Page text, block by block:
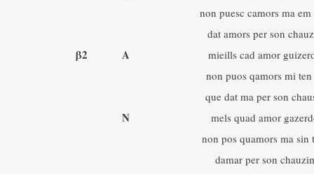
non puesc camors ma
dat amors per son
β2 A
mieills cad amor
non puos qamors mi
que dat ma per son
N
mels quad amor
non pos quamors ma sin
damar per son